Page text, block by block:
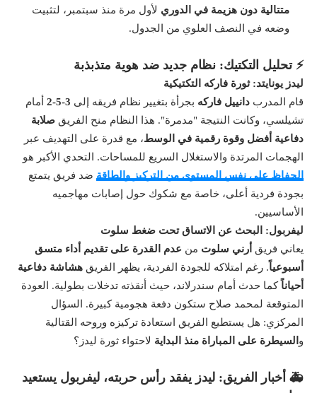
متتالية دون هزيمة في الدوري لأول مرة منذ سبتمبر، لتثبيت
وضعه في النصف العلوي من الجدول.
⚡ تحليل التكتيك: نظام جديد ضد هوية متذبذبة
ليدز يونايتد: ثورة فاركه التكتيكية
قام المدرب دانييل فاركه بجرأة بتغيير نظام فريقه إلى 3-5-2
أمام
تشيلسي، وكانت النتيجة "مدمرة". هذا النظام منح الفريق صلابة
دفاعية أفضل وقوة رقمية في الوسط، مع قدرة على التهديف عبر
الهجمات المرتدة والاستغلال السريع للمساحات. التحدي الأكبر هو
الحفاظ على نفس المستوى من التركيز والطاقةضد فريق يتمتع
بجودة فردية أعلى، خاصة مع شكوك حول إصابات مهاجميه
الأساسيين.
ليفربول: البحث عن الاتساق تحت ضغط سلوت
يعاني فريق أرني سلوت من عدم القدرة على تقديم أداء متسق
أسبوعياً. رغم امتلاكه للجودة الفردية، يظهر الفريق هشاشة دفاعية
أحياناً كما حدث أمام سندرلاند، حيث أنقذته تدخلات بطولية. العودة
المتوقعة لمحمد صلاح ستكون دفعة هجومية كبيرة. السؤال
المركزي: هل يستطيع الفريق استعادة تركيزه وروحه القتالية
و السيطرة على المباراة منذ البداية لاحتواء ثورة ليدز؟
🚑 أخبار الفريق: ليدز يفقد رأس حربته، ليفربول يستعيد